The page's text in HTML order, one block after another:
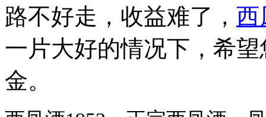
路不好走，收益难了， 西
一片大好的情况下，希
金。